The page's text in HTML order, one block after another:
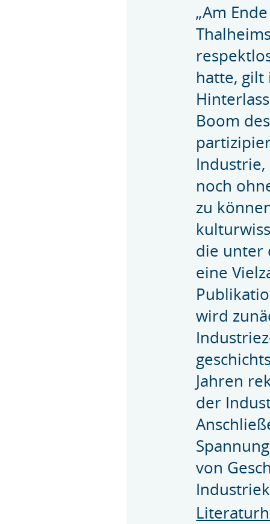
„Am
hatte, gilt
Boom
noch
zu
die unter
eine
wird
Jahren
der
von